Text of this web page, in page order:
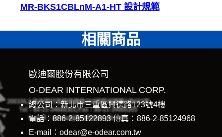
MR-BKS1CBLnM-A1-HT 設計規範
相關商品
歐迪爾股份有限公司
O-DEAR INTERNATIONAL CORP.
總公司：新北市三重區興德路123號4樓
電話：886-2-85122893 傳真：886-2-85124968
E-mail：odear@e-odear.com.tw